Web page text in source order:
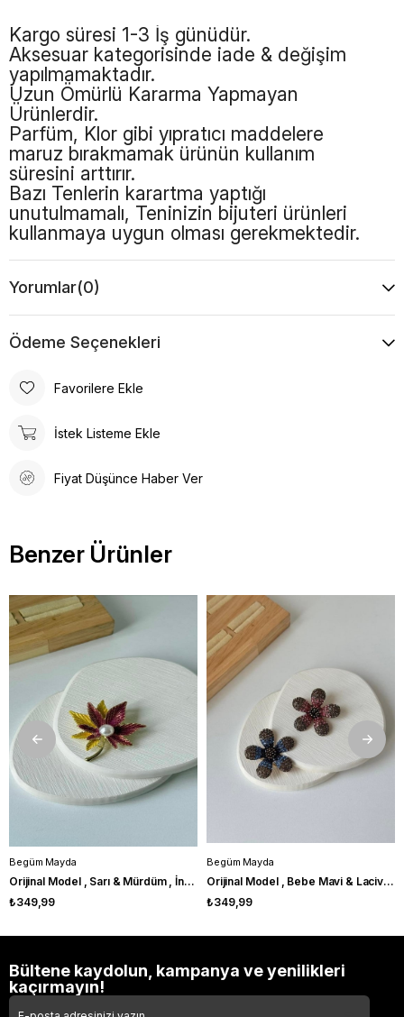
Kargo süresi 1-3 İş günüdür.
Aksesuar kategorisinde iade & değişim
yapılmamaktadır.
Uzun Ömürlü Kararma Yapmayan
Ürünlerdir.
Parfüm, Klor gibi yıpratıcı maddelere
maruz bırakmamak ürünün kullanım
süresini arttırır.
Bazı Tenlerin karartma yaptığı
unutulmamalı, Teninizin bijuteri ürünleri
kullanmaya uygun olması gerekmektedir.
Yorumlar(0)
Ödeme Seçenekleri
Favorilere Ekle
İstek Listeme Ekle
Fiyat Düşünce Haber Ver
Benzer Ürünler
Begüm Mayda
Orijinal Model , Sarı & Mürdüm , İncili Simli Broş
₺349,99
Begüm Mayda
Orijinal Model , Bebe Mavi & Lacivert Zirkon Taşlı , Papatya Broş
₺349,99
Bültene kaydolun, kampanya ve yenilikleri
kaçırmayın!